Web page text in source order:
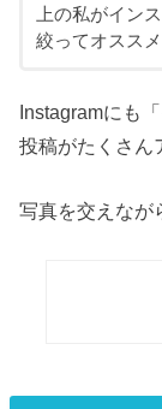
上の私がイン
絞ってオススメ
Instagramにも
投稿がたくさん
写真を交えなが